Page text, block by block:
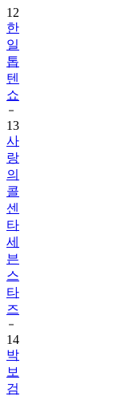
12
한
일
톱
텐
쇼
13
사
랑
의
콜
센
타
세
븐
스
타
즈
14
박
보
검